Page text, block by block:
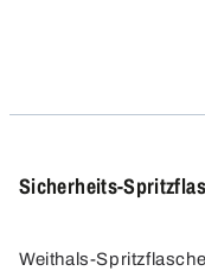
Sicherheits-
Weithals-